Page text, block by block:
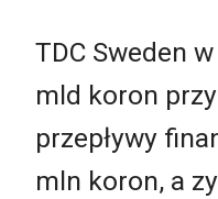
TDC Sweden
mld koron
przepływy
mln koron, a